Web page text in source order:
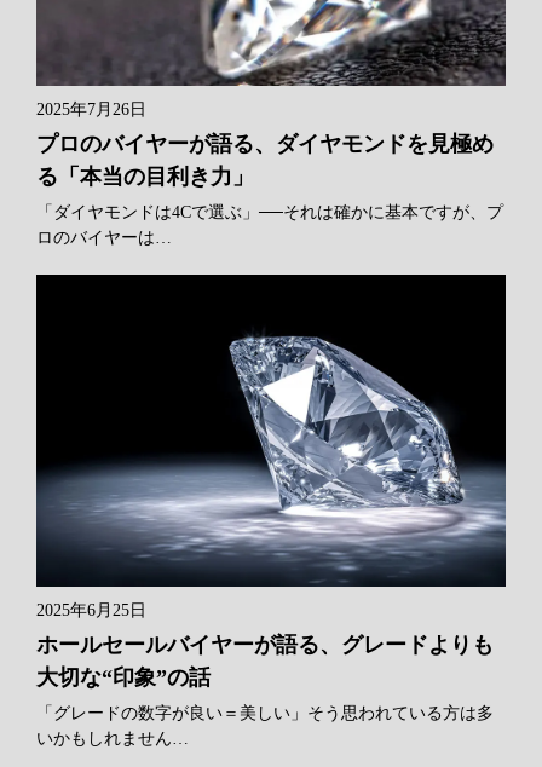
2025年7月26日
プロのバイヤーが語る、ダイヤモンドを見極め
る「本当の目利き力」
「ダイヤモンドは4Cで選ぶ」──それは確かに基本ですが、プ
ロのバイヤーは…
2025年6月25日
ホールセールバイヤーが語る、グレードよりも
大切な“印象”の話
「グレードの数字が良い＝美しい」そう思われている方は多
いかもしれません…